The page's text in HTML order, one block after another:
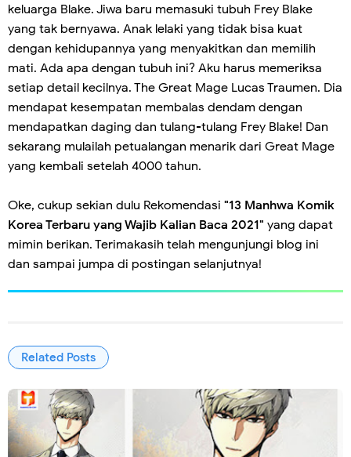
keluarga Blake. Jiwa baru memasuki tubuh Frey Blake
yang tak bernyawa. Anak lelaki yang tidak bisa kuat
dengan kehidupannya yang menyakitkan dan memilih
mati. Ada apa dengan tubuh ini? Aku harus memeriksa
setiap detail kecilnya. The Great Mage Lucas Traumen. Dia
mendapat kesempatan membalas dendam dengan
mendapatkan daging dan tulang-tulang Frey Blake! Dan
sekarang mulailah petualangan menarik dari Great Mage
yang kembali setelah 4000 tahun.
Oke, cukup sekian dulu Rekomendasi "13 Manhwa Komik
Korea Terbaru yang Wajib Kalian Baca 2021" yang dapat
mimin berikan. Terimakasih telah mengunjungi blog ini
dan sampai jumpa di postingan selanjutnya!
Related Posts